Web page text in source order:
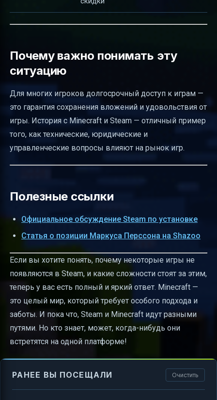
Почему важно понимать эту
ситуацию
Для многих игроков долгосрочный доступ к играм —
это гарантия сохранения вложений и удовольствия от
игры. История с Minecraft и Steam — отличный пример
того, как технические, юридические и
управленческие вопросы влияют на рынок игр.
Полезные ссылки
Официальное обсуждение Steam по установке
Статья о позиции Маркуса Перссона на Shazoo
Если вы хотите понять, почему некоторые игры не
появляются в Steam, и какие сложности стоят за этим,
теперь у вас есть полный и яркий ответ. Minecraft —
это целый мир, который требует особого подхода и
заботы. И пока что, Steam и Minecraft идут разными
путями. Но кто знает, может, когда-нибудь они
встретятся на одной платформе!
РАНЕЕ ВЫ ПОСЕЩАЛИ Очистить